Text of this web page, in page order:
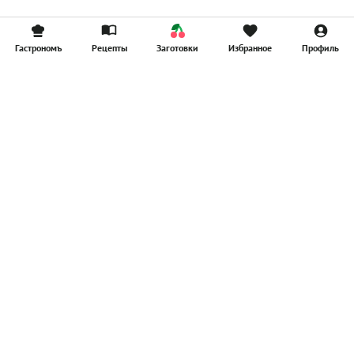
Гастрономъ Рецепты Заготовки Избранное Профиль